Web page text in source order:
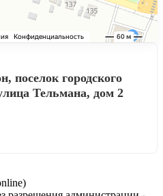
поселок городского
Тельмана, дом 2